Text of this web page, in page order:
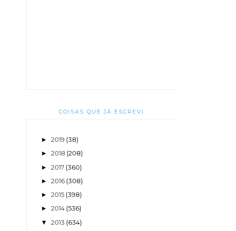
COISAS QUE JÁ ESCREVI
► 2019 (38)
► 2018 (208)
► 2017 (360)
► 2016 (308)
► 2015 (398)
► 2014 (536)
▼ 2013 (634)